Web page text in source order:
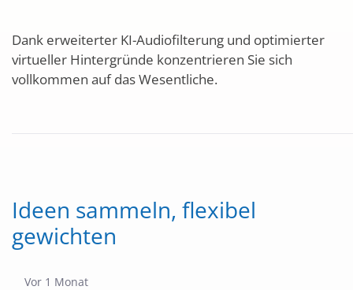
Dank erweiterter KI-Audiofilterung und optimierter
virtueller Hintergründe konzentrieren Sie sich
vollkommen auf das Wesentliche.
Ideen sammeln, flexibel
gewichten
Publikationsdatum
Vor 1 Monat